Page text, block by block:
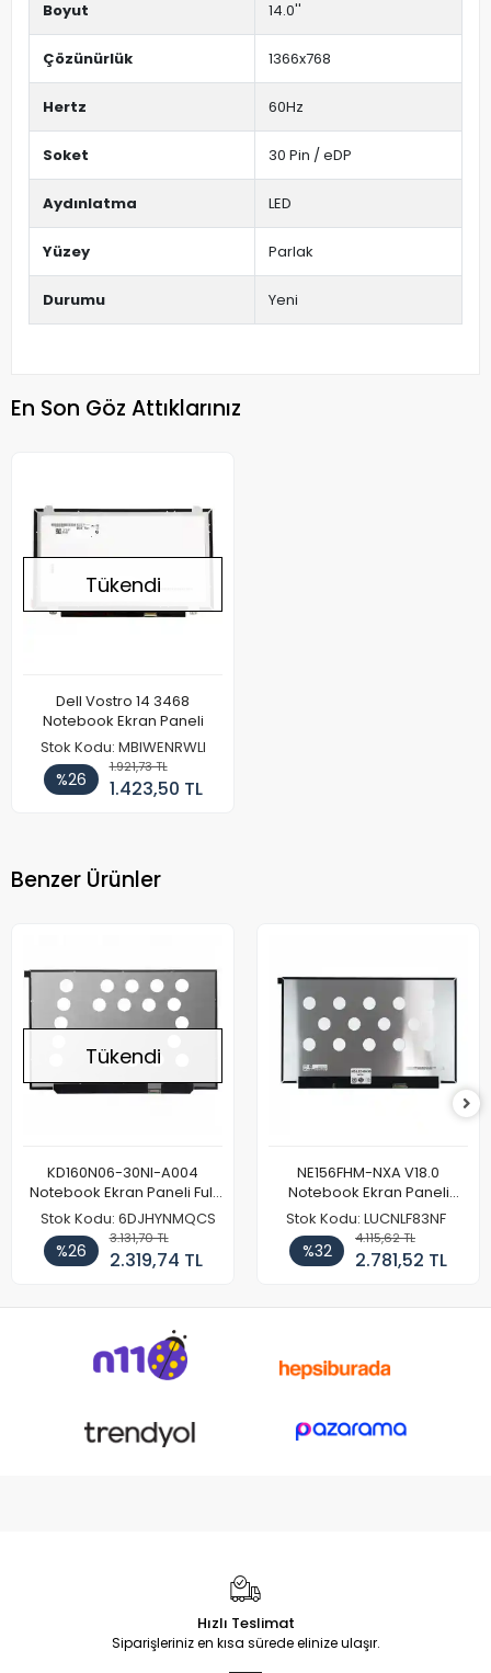
Boyut 14.0''
Çözünürlük 1366x768
Hertz 60Hz
Soket 30 Pin / eDP
Aydınlatma LED
Yüzey Parlak
Durumu Yeni
En Son Göz Attıklarınız
Tükendi
Dell Vostro 14 3468
Notebook Ekran Paneli
Stok Kodu: MBIWENRWLI
%26
1.921,73 TL
1.423,50 TL
Benzer Ürünler
Tükendi
KD160N06-30NI-A004
Notebook Ekran Paneli Full
HD
Stok Kodu: 6DJHYNMQCS
%26
3.131,70 TL
2.319,74 TL
NE156FHM-NXA V18.0
Notebook Ekran Paneli
144Hz
Stok Kodu: LUCNLF83NF
%32
4.115,62 TL
2.781,52 TL
Hızlı Teslimat
Siparişleriniz en kısa sürede elinize ulaşır.